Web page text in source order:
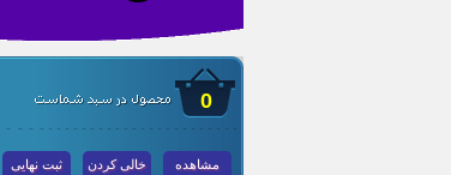
0
مشاهده خالی کردن ثبت نهایی